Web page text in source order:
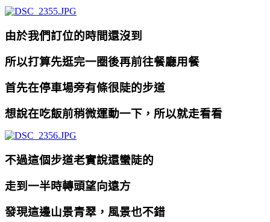
由於我們訂位的時間還沒到
所以打算先逛完一圈後再前往餐廳用餐
首先在停車場旁有條很陡的步道
想說在吃飯前稍微運動一下，所以就走看看
不過這個步道老實說還蠻陡的
走到一半時轉頭望向遠方
發現這邊山景青翠，風景也不錯